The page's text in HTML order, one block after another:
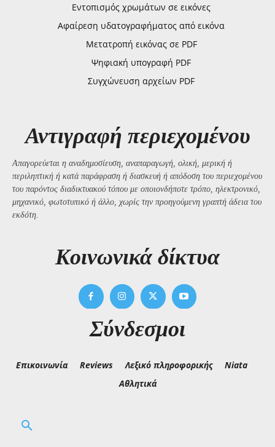
Εντοπισμός χρωμάτων σε εικόνες
Αφαίρεση υδατογραφήματος από εικόνα
Μετατροπή εικόνας σε PDF
Ψηφιακή υπογραφή PDF
Συγχώνευση αρχείων PDF
Αντιγραφή περιεχομένου
Απαγορεύεται η αναδημοσίευση, αναπαραγωγή, ολική, μερική ή
περιληπτική ή κατά παράφραση ή διασκευή ή απόδοση του περιεχομένου
του παρόντος διαδικτυακού τόπου με οποιονδήποτε τρόπο, ηλεκτρονικό,
μηχανικό, φωτοτυπικό ή άλλο, χωρίς την προηγούμενη γραπτή άδεια του
εκδότη.
Kοινωνικά δίκτυα
Σύνδεσμοι
Επικοινωνία Reviews Λεξικό πληροφορικής
Niata
Αθλητικά